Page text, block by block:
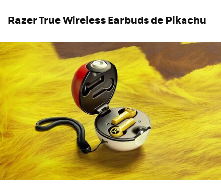
Razer True Wireless Earbuds de Pikachu